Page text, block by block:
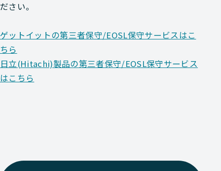
ださい。
ゲットイットの第三者保守/EOSL保守サービスはこ
ちら
日立(Hitachi)製品の第三者保守/EOSL保守サービス
はこちら